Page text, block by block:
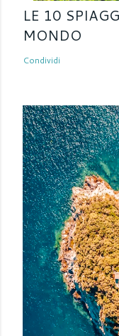
LE 10
MONDO
Condividi